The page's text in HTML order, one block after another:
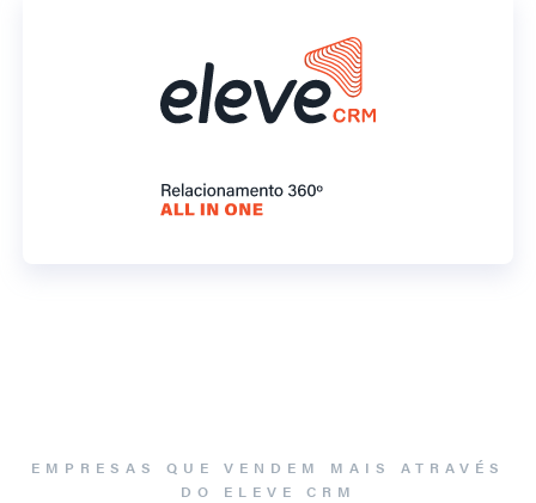
EMPRESAS QUE VENDEM MAIS ATRAVÉS
DO ELEVE CRM